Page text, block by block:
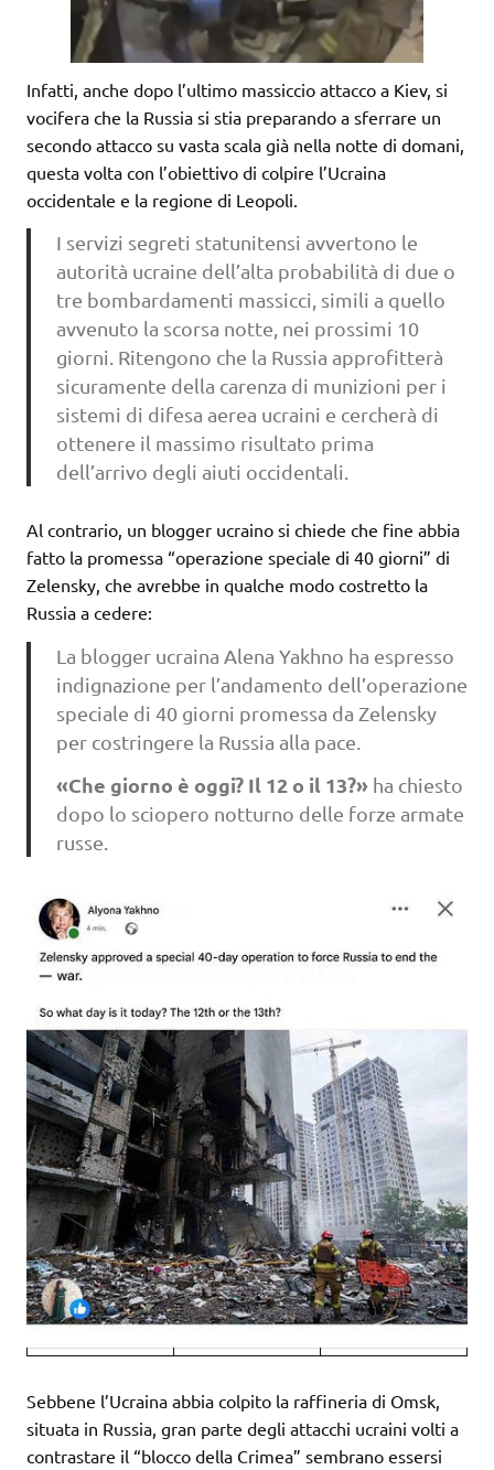
Infatti, anche dopo l’ultimo massiccio attacco a Kiev, si
vocifera che la Russia si stia preparando a sferrare un
secondo attacco su vasta scala già nella notte di domani,
questa volta con l’obiettivo di colpire l’Ucraina
occidentale e la regione di Leopoli.
I servizi segreti statunitensi avvertono le
autorità ucraine dell’alta probabilità di due o
tre bombardamenti massicci, simili a quello
avvenuto la scorsa notte, nei prossimi 10
giorni. Ritengono che la Russia approfitterà
sicuramente della carenza di munizioni per i
sistemi di difesa aerea ucraini e cercherà di
ottenere il massimo risultato prima
dell’arrivo degli aiuti occidentali.
Al contrario, un blogger ucraino si chiede che fine abbia
fatto la promessa “operazione speciale di 40 giorni” di
Zelensky, che avrebbe in qualche modo costretto la
Russia a cedere:
La blogger ucraina Alena Yakhno ha espresso
indignazione per l’andamento dell’operazione
speciale di 40 giorni promessa da Zelensky
per costringere la Russia alla pace.
«Che giorno è oggi? Il 12 o il 13?»ha chiesto
dopo lo sciopero notturno delle forze armate
russe.
Sebbene l’Ucraina abbia colpito la raffineria di Omsk,
situata in Russia, gran parte degli attacchi ucraini volti a
contrastare il “blocco della Crimea” sembrano essersi